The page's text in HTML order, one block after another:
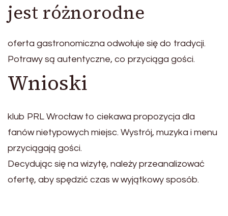
jest różnorodne
oferta gastronomiczna odwołuje się do tradycji.
Potrawy są autentyczne, co przyciąga gości.
Wnioski
klub PRL Wrocław to ciekawa propozycja dla
fanów nietypowych miejsc. Wystrój, muzyka i menu
przyciągają gości.
Decydując się na wizytę, należy przeanalizować
ofertę, aby spędzić czas w wyjątkowy sposób.